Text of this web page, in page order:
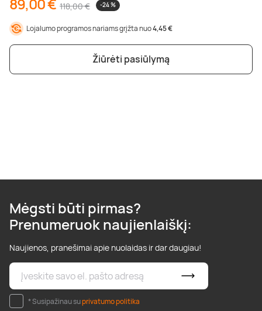
118,00 € -24 %
Lojalumo programos nariams grįžta nuo4,45 €
Žiūrėti pasiūlymą
Mėgsti būti pirmas?
Prenumeruok naujienlaiškį:
Naujienos, pranešimai apie nuolaidas ir dar daugiau!
* Susipažinau suprivatumo politika